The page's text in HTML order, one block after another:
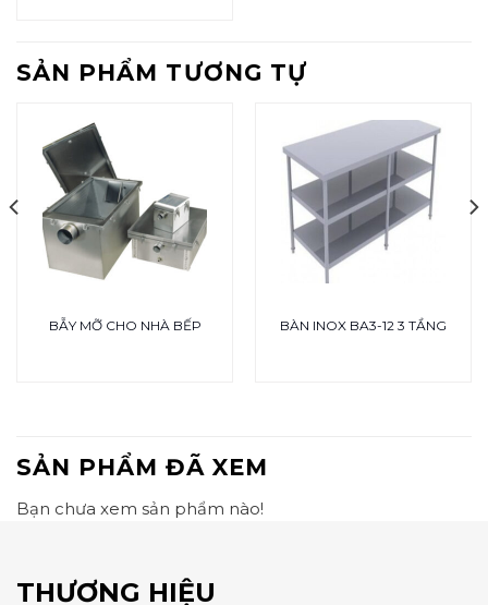
SẢN PHẨM TƯƠNG TỰ
BẪY MỠ CHO NHÀ BẾP BÀN INOX BA3-12 3 TẦNG
SẢN PHẨM ĐÃ XEM
Bạn chưa xem sản phẩm nào!
THƯƠNG HIỆU